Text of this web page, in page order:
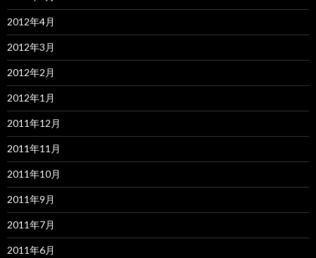
2012年4月
2012年3月
2012年2月
2012年1月
2011年12月
2011年11月
2011年10月
2011年9月
2011年7月
2011年6月